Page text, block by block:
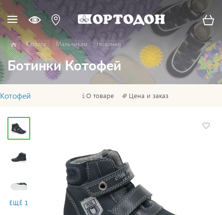
Каталог Мальчикам Новинки
Ботинки Котофей
Котофей О товаре Цена и заказ
ЕЩЁ 1